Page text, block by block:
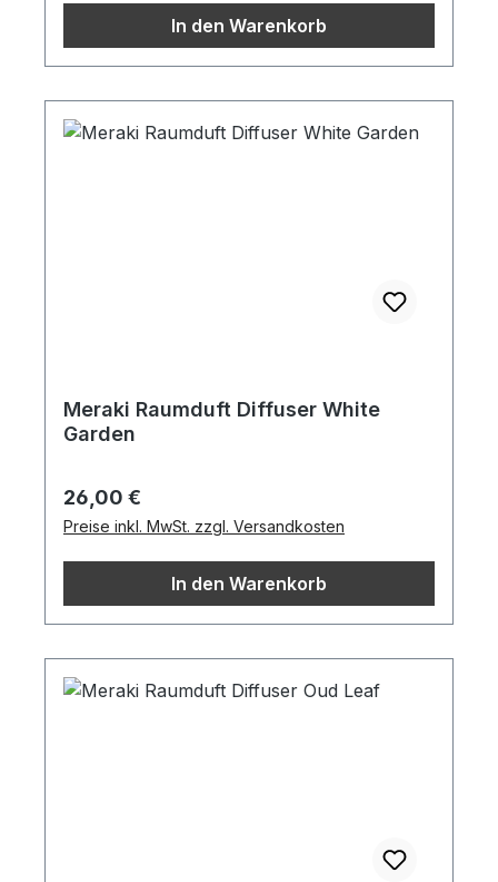
In den Warenkorb
Meraki Raumduft Diffuser White
Garden
Regulärer Preis:
26,00 €
Preise inkl. MwSt. zzgl. Versandkosten
In den Warenkorb